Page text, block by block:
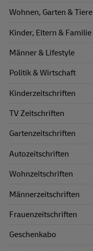
Wohnen, Garten & Tiere
Kinder, Eltern & Familie
Männer & Lifestyle
Politik & Wirtschaft
Kinderzeitschriften
TV Zeitschriften
Gartenzeitschriften
Autozeitschriften
Wohnzeitschriften
Männerzeitschriften
Frauenzeitschriften
Geschenkabo